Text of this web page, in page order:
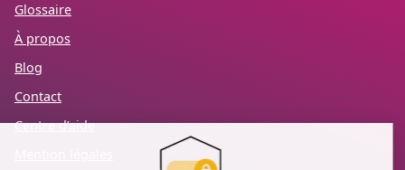
Glossaire
À propos
Blog
Contact
Centre d’aide